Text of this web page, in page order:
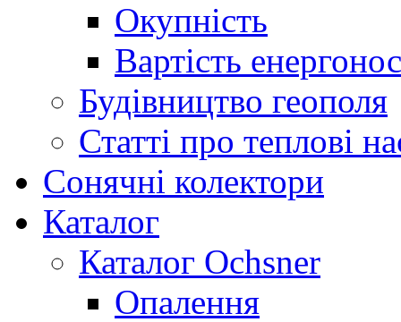
Окупність
Вартість
Будівництво геополя
Статті про теплові
Сонячні колектори
Каталог
Каталог Ochsner
Опалення